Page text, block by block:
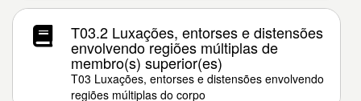
T03.2 Luxações, entorses e distensões
envolvendo regiões múltiplas de
membro(s) superior(es)
T03 Luxações, entorses e distensões envolvendo
regiões múltiplas do corpo